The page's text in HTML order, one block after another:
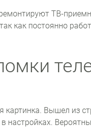
ТВ-
как постоянно
картинка. Вышел из
в настройках.